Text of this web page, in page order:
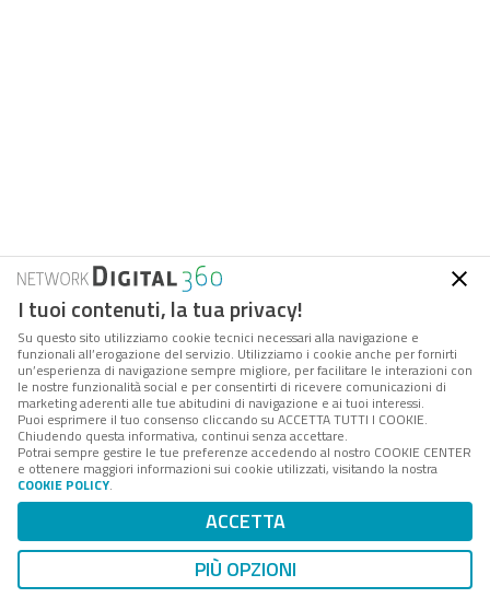
I tuoi contenuti, la tua privacy!
Su questo sito utilizziamo cookie tecnici necessari alla navigazione e
funzionali all’erogazione del servizio. Utilizziamo i cookie anche per fornirti
un’esperienza di navigazione sempre migliore, per facilitare le interazioni con
le nostre funzionalità social e per consentirti di ricevere comunicazioni di
marketing aderenti alle tue abitudini di navigazione e ai tuoi interessi.
Puoi esprimere il tuo consenso cliccando su ACCETTA TUTTI I COOKIE.
Chiudendo questa informativa, continui senza accettare.
Potrai sempre gestire le tue preferenze accedendo al nostro COOKIE CENTER
e ottenere maggiori informazioni sui cookie utilizzati, visitando la nostra
COOKIE POLICY.
ACCETTA
PIÙ OPZIONI